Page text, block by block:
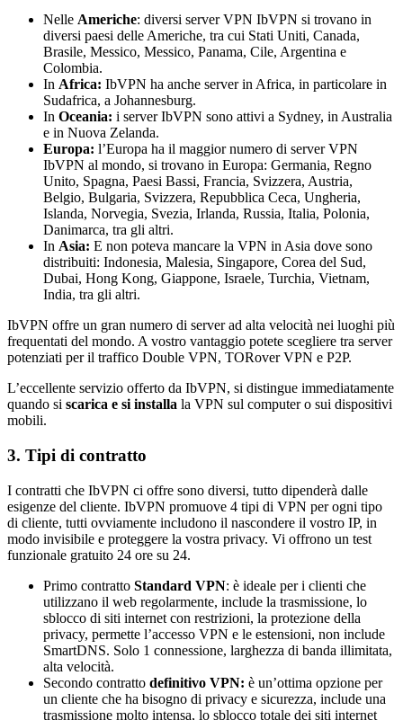
Nelle Americhe: diversi server VPN IbVPN si trovano in
diversi paesi delle Americhe, tra cui Stati Uniti, Canada,
Brasile, Messico, Messico, Panama, Cile, Argentina e
Colombia.
In Africa: IbVPN ha anche server in Africa, in particolare in
Sudafrica, a Johannesburg.
In Oceania: i server IbVPN sono attivi a Sydney, in Australia
e in Nuova Zelanda.
Europa: l’Europa ha il maggior numero di server VPN
IbVPN al mondo, si trovano in Europa: Germania, Regno
Unito, Spagna, Paesi Bassi, Francia, Svizzera, Austria,
Belgio, Bulgaria, Svizzera, Repubblica Ceca, Ungheria,
Islanda, Norvegia, Svezia, Irlanda, Russia, Italia, Polonia,
Danimarca, tra gli altri.
In Asia: E non poteva mancare la VPN in Asia dove sono
distribuiti: Indonesia, Malesia, Singapore, Corea del Sud,
Dubai, Hong Kong, Giappone, Israele, Turchia, Vietnam,
India, tra gli altri.
IbVPN offre un gran numero di server ad alta velocità nei luoghi più
frequentati del mondo. A vostro vantaggio potete scegliere tra server
potenziati per il traffico Double VPN, TORover VPN e P2P.
L’eccellente servizio offerto da IbVPN, si distingue immediatamente
quando si scarica e si installa la VPN sul computer o sui dispositivi
mobili.
3. Tipi di contratto
I contratti che IbVPN ci offre sono diversi, tutto dipenderà dalle
esigenze del cliente. IbVPN promuove 4 tipi di VPN per ogni tipo
di cliente, tutti ovviamente includono il nascondere il vostro IP, in
modo invisibile e proteggere la vostra privacy. Vi offrono un test
funzionale gratuito 24 ore su 24.
Primo contratto Standard VPN: è ideale per i clienti che
utilizzano il web regolarmente, include la trasmissione, lo
sblocco di siti internet con restrizioni, la protezione della
privacy, permette l’accesso VPN e le estensioni, non include
SmartDNS. Solo 1 connessione, larghezza di banda illimitata,
alta velocità.
Secondo contratto definitivo VPN: è un’ottima opzione per
un cliente che ha bisogno di privacy e sicurezza, include una
trasmissione molto intensa, lo sblocco totale dei siti internet